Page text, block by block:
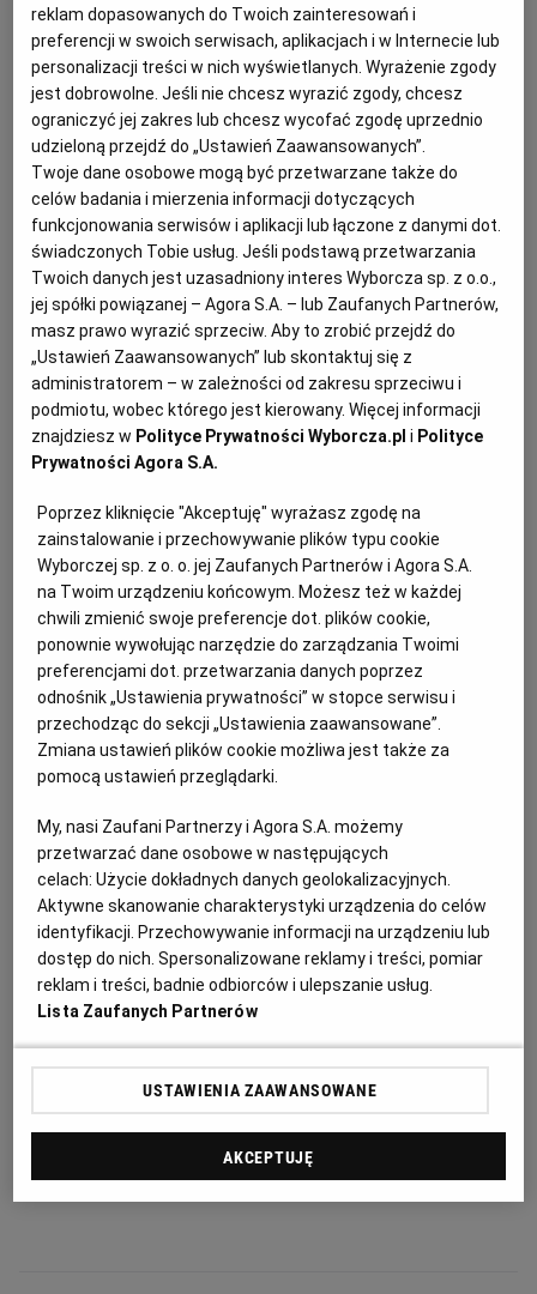
Dowiedź się, jak zmienią się przepisy
prawa dotyczące postępowań
prowadzonych drogą elektroniczną. Czy
zmiany wpłyną na usługi społeczne? Oto
odpowiedź specjalisty z zakresu Pzp.
Pytanie:
Od 18 października 2018 r.zamawiającybędzie
miał obowiązek prowadzenia postępowania drogą
elektroniczną. Czy dotyczy to także postępowań
na usługi społeczne prowadzone na podstawie art.
138o ustawy Pzp ?
Odpowiedź:
W przypadku gdy zamawiający skorzysta w
postępowaniach od 18 października 2018 r. z
możliwości udzielenia zamówienia na usługi
społeczne na podstawie art. 138oustawy Pzp
będzie miał, jak się wydaje, obowiązku
prowadzenia takiego postępowania wyłącznie
drogą elektroniczną.
reklam dopasowanych do Twoich zainteresowań i
preferencji w swoich serwisach, aplikacjach i w Internecie lub
personalizacji treści w nich wyświetlanych. Wyrażenie zgody
jest dobrowolne. Jeśli nie chcesz wyrazić zgody, chcesz
ograniczyć jej zakres lub chcesz wycofać zgodę uprzednio
udzieloną przejdź do „Ustawień Zaawansowanych”.
Twoje dane osobowe mogą być przetwarzane także do
celów badania i mierzenia informacji dotyczących
funkcjonowania serwisów i aplikacji lub łączone z danymi dot.
świadczonych Tobie usług. Jeśli podstawą przetwarzania
Twoich danych jest uzasadniony interes Wyborcza sp. z o.o.,
jej spółki powiązanej – Agora S.A. – lub Zaufanych Partnerów,
masz prawo wyrazić sprzeciw. Aby to zrobić przejdź do
„Ustawień Zaawansowanych” lub skontaktuj się z
administratorem – w zależności od zakresu sprzeciwu i
podmiotu, wobec którego jest kierowany. Więcej informacji
znajdziesz w Polityce Prywatności Wyborcza.pl i Polityce
Prywatności Agora S.A.
Poprzez kliknięcie "Akceptuję" wyrażasz zgodę na
zainstalowanie i przechowywanie plików typu cookie
Wyborczej sp. z o. o. jej Zaufanych Partnerów i Agora S.A.
na Twoim urządzeniu końcowym. Możesz też w każdej
chwili zmienić swoje preferencje dot. plików cookie,
ponownie wywołując narzędzie do zarządzania Twoimi
preferencjami dot. przetwarzania danych poprzez
odnośnik „Ustawienia prywatności” w stopce serwisu i
przechodząc do sekcji „Ustawienia zaawansowane”.
Zmiana ustawień plików cookie możliwa jest także za
pomocą ustawień przeglądarki.
My, nasi Zaufani Partnerzy i Agora S.A. możemy
przetwarzać dane osobowe w następujących
celach:Użycie dokładnych danych geolokalizacyjnych.
Aktywne skanowanie charakterystyki urządzenia do celów
identyfikacji. Przechowywanie informacji na urządzeniu lub
dostęp do nich. Spersonalizowane reklamy i treści, pomiar
reklam i treści, badnie odbiorców i ulepszanie usług.
Lista Zaufanych Partnerów
USTAWIENIA ZAAWANSOWANE
AKCEPTUJĘ